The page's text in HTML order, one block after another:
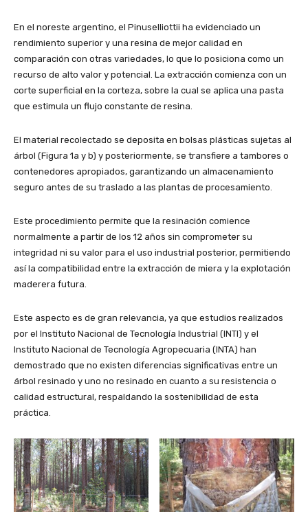
En el noreste argentino, el Pinuselliottii ha evidenciado un
rendimiento superior y una resina de mejor calidad en
comparación con otras variedades, lo que lo posiciona como un
recurso de alto valor y potencial. La extracción comienza con un
corte superficial en la corteza, sobre la cual se aplica una pasta
que estimula un flujo constante de resina.
El material recolectado se deposita en bolsas plásticas sujetas al
árbol (Figura 1a y b) y posteriormente, se transfiere a tambores o
contenedores apropiados, garantizando un almacenamiento
seguro antes de su traslado a las plantas de procesamiento.
Este procedimiento permite que la resinación comience
normalmente a partir de los 12 años sin comprometer su
integridad ni su valor para el uso industrial posterior, permitiendo
así la compatibilidad entre la extracción de miera y la explotación
maderera futura.
Este aspecto es de gran relevancia, ya que estudios realizados
por el Instituto Nacional de Tecnología Industrial (INTI) y el
Instituto Nacional de Tecnología Agropecuaria (INTA) han
demostrado que no existen diferencias significativas entre un
árbol resinado y uno no resinado en cuanto a su resistencia o
calidad estructural, respaldando la sostenibilidad de esta
práctica.